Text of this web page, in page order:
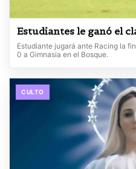
Estudiantes le ganó el
Estudiante jugará ante Racing la
0 a Gimnasia en el Bosque.
CULTO